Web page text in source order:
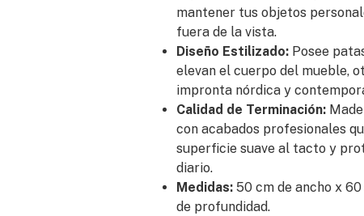
mantener tus objetos
fuera de la vista.
Diseño Estilizado:Posee
elevan el cuerpo del mueble,
impronta nórdica y
Calidad de Terminación:
con acabados profesionales
superficie suave al tacto y
diario.
Medidas:50 cm de ancho x
de profundidad.